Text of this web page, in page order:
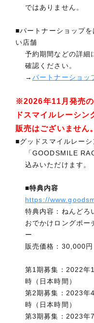
ではありません。
■パートナーショップ
い店舗
予約期間などの詳細
確認ください。
→パートナーショッ
※2026年11月発売
ドスマイルレーシ
販売はございません
■グッドスマイルレー
「GOODSMILE
込みいただけます。
■特典内容
https://
特典内容：ねんど
おでかけロングポー
ー
販売価格：30,000円
第1期募集：2022年
時（日本時間）
第2期募集：2023年
時（日本時間）
第3期募集：2023年